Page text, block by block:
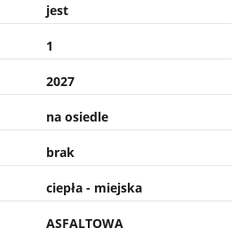
jest
1
2027
na osiedle
brak
ciepła - miejska
ASFALTOWA